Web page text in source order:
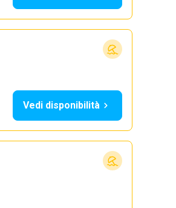
Vedi disponibilità